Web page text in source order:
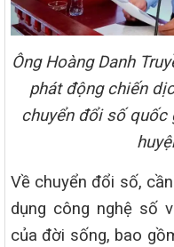
Ông Hoàng Danh
phát động chiến
chuyển đổi số quốc
Về chuyển đổi số,
dụng công nghệ số
của đời sống, bao